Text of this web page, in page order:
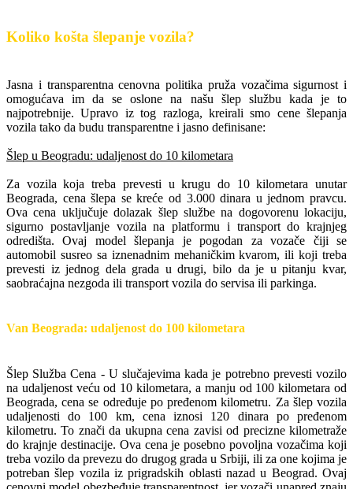
Koliko košta šlepanje vozila?
Jasna i transparentna cenovna politika pruža vozačima sigurnost i
omogućava im da se oslone na našu šlep službu kada je to
najpotrebnije. Upravo iz tog razloga, kreirali smo cene šlepanja
vozila tako da budu transparentne i jasno definisane:
Šlep u Beogradu: udaljenost do 10 kilometara
Za vozila koja treba prevesti u krugu do 10 kilometara unutar
Beograda, cena šlepa se kreće od 3.000 dinara u jednom pravcu.
Ova cena uključuje dolazak šlep službe na dogovorenu lokaciju,
sigurno postavljanje vozila na platformu i transport do krajnjeg
odredišta. Ovaj model šlepanja je pogodan za vozače čiji se
automobil susreo sa iznenadnim mehaničkim kvarom, ili koji treba
prevesti iz jednog dela grada u drugi, bilo da je u pitanju kvar,
saobraćajna nezgoda ili transport vozila do servisa ili parkinga.
Van Beograda: udaljenost do 100 kilometara
Šlep Služba Cena - U slučajevima kada je potrebno prevesti vozilo
na udaljenost veću od 10 kilometara, a manju od 100 kilometara od
Beograda, cena se određuje po pređenom kilometru. Za šlep vozila
udaljenosti do 100 km, cena iznosi 120 dinara po pređenom
kilometru. To znači da ukupna cena zavisi od precizne kilometraže
do krajnje destinacije. Ova cena je posebno povoljna vozačima koji
treba vozilo da prevezu do drugog grada u Srbiji, ili za one kojima je
potreban šlep vozila iz prigradskih oblasti nazad u Beograd. Ovaj